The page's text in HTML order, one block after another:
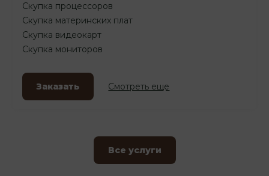
Скупка процессоров
Скупка материнских плат
Скупка видеокарт
Скупка мониторов
Заказать Смотреть еще
Все услуги